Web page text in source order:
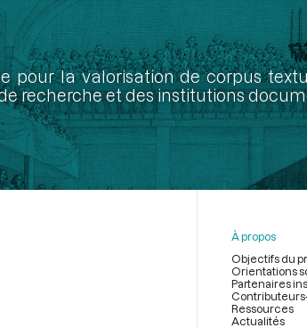
pour la valorisation de corpus
recherche et des institutions
À propos
Objectifs du
Orientations
Partenaires
Ressources
Actualités